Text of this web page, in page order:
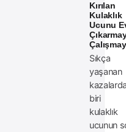
Kırılan
Kulaklık
Ucunu
Sıkça
yaşanan
biri
ucunun